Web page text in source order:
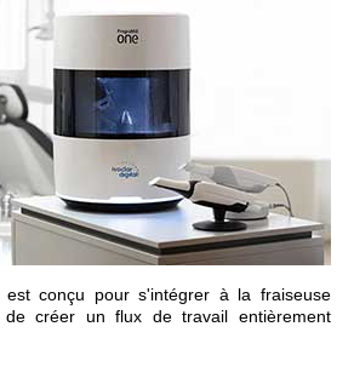
est conçu pour s'intégrer à la fraiseuse
de créer un flux de travail entièrement